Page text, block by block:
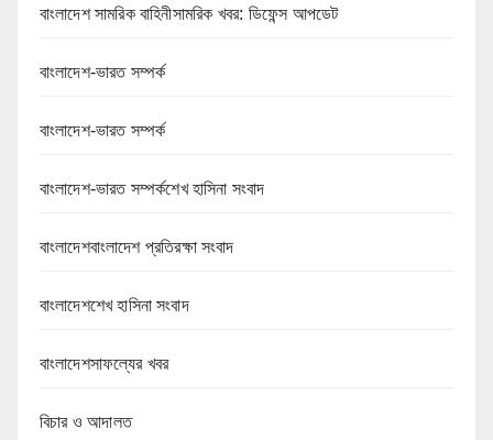
বাংলাদেশ সামরিক বাহিনীসামরিক খবর: ডিফেন্স আপডেট
বাংলাদেশ-ভারত সম্পর্ক
বাংলাদেশ-ভারত সম্পর্ক
বাংলাদেশ-ভারত সম্পর্কশেখ হাসিনা সংবাদ
বাংলাদেশবাংলাদেশ প্রতিরক্ষা সংবাদ
বাংলাদেশশেখ হাসিনা সংবাদ
বাংলাদেশসাফল্যের খবর
বিচার ও আদালত